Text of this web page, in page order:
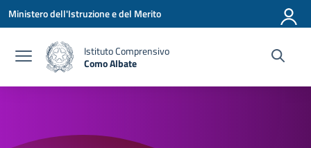
Vai ai contenuti
Vai al menu di navigazione
Vai al footer
Ministero dell'Istruzione e del Merito
Istituto Comprensivo
Como Albate